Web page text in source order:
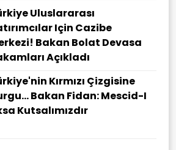
Uluslararası
Için Cazibe
Bakan Bolat Devasa
Açıkladı
Kırmızı Çizgisine
Bakan Fidan: Mescid-I
Kutsalımızdır